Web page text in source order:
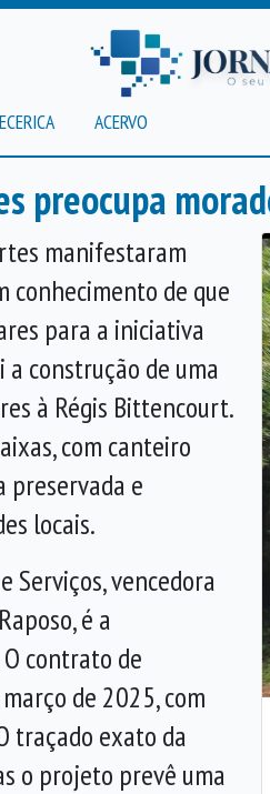
ACERVO
preocupa
manifestaram
conhecimento de que
para a iniciativa
construção de uma
à Régis Bittencourt.
com canteiro
preservada e
locais.
Serviços, vencedora
é a
contrato de
de 2025, com
traçado exato da
o projeto prevê uma